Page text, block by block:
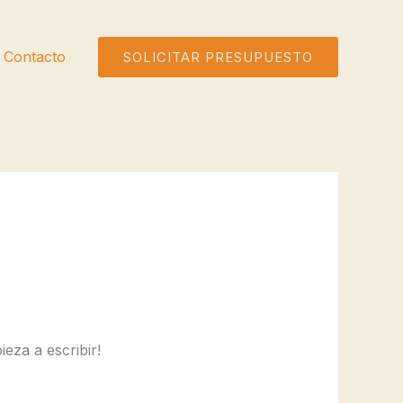
Contacto SOLICITAR PRESUPUESTO
a escribir!